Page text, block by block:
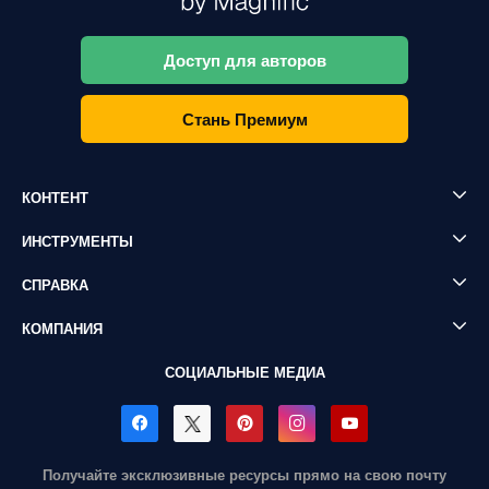
Доступ для авторов
Стань Премиум
КОНТЕНТ
ИНСТРУМЕНТЫ
СПРАВКА
КОМПАНИЯ
СОЦИАЛЬНЫЕ МЕДИА
Получайте эксклюзивные ресурсы прямо на свою почту